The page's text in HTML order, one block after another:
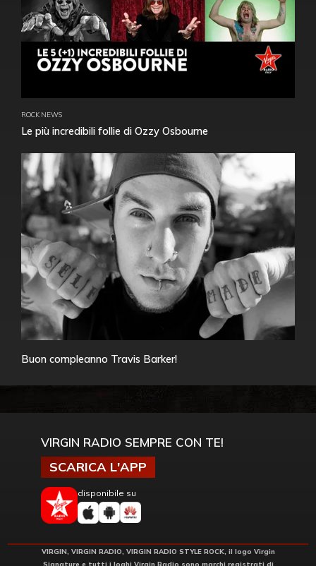
ROCK NEWS
Le più incredibili follie di Ozzy Osbourne
Buon compleanno Travis Barker!
VIRGIN RADIO SEMPRE CON TE!
SCARICA L'APP
disponibile su
VIRGIN, VIRGIN RADIO, VIRGIN RADIO STYLE ROCK, il logo Virgin
Signature e tutti i loghi Virgin Radio sono marchi registrati di